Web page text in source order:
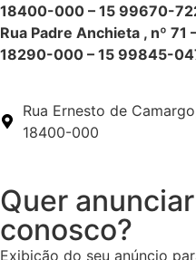
18400-000 – 15 99670-
Rua Padre Anchieta , nº 71
18290-000 – 15 99845-
Rua Ernesto de
18400-000
Quer
conosco?
Exibição do seu anúncio